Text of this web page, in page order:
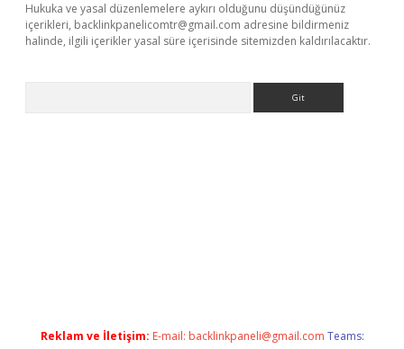
Hukuka ve yasal düzenlemelere aykırı olduğunu düşündüğünüz
içerikleri, backlinkpanelicomtr@gmail.com adresine bildirmeniz
halinde, ilgili içerikler yasal süre içerisinde sitemizden kaldırılacaktır.
Reklam ve İletişim: E-mail: backlinkpaneli@gmail.com Teams: